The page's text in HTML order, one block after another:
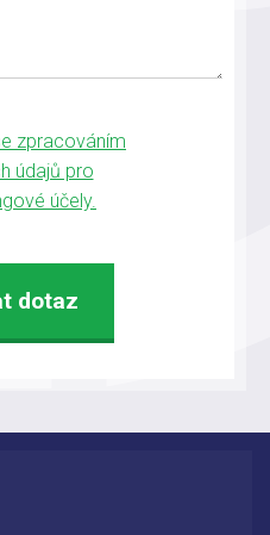
zpracováním
údajů pro
účely.